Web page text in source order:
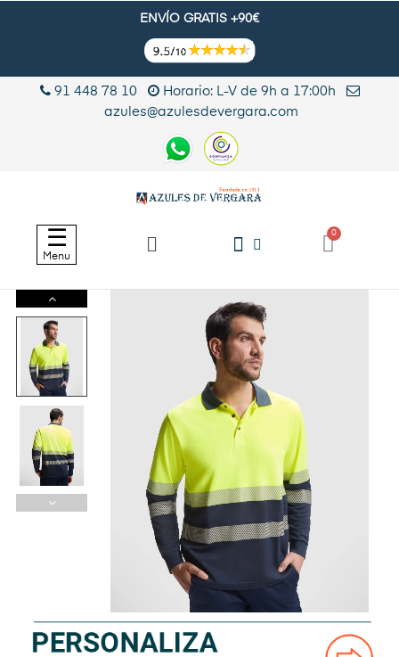
ENVÍO GRATIS +90€
91 448 78 10
Horario: L-V de 9h a 17:00h
azules@azulesdevergara.com
Navegación
de
palanca
☰
Menu